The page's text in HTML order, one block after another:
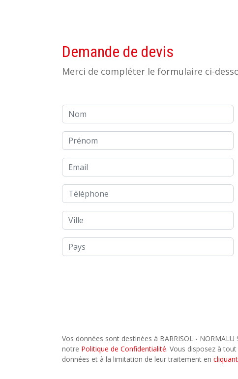
Demande de devis
Merci de compléter le formulaire ci-
Nom
Prénom
Email
Téléphone
Ville
Pays
Vos données sont destinées à BARRISOL -
notre Politique de Confidentialité. Vous disposez à
données et à la limitation de leur traitement en